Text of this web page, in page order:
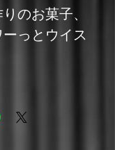
のお菓子、
っとウイス